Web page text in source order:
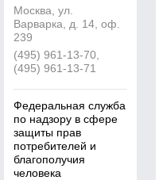
Москва, ул.
Варварка, д. 14, оф.
239
(495) 961-13-70,
(495) 961-13-71
Федеральная служба
по надзору в сфере
защиты прав
потребителей и
благополучия
человека